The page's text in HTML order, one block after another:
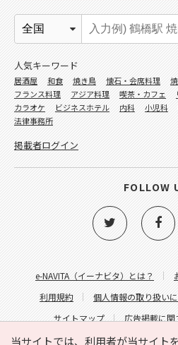
当サイトでは、利用者が当サイト
e-NAVITA（イーナビタ）とは？
利用規約
個人情報の取り扱い
サイトマップ
広告掲載に
サイトの内容に関す
人気キーワード
居酒屋 和食 焼き鳥 懐石・会席料理
フランス料理
アジア料理 喫茶・カフェ
カラオケ
ビジネスホテル 内科 小児科
法律事務所
掲載者ログイン
FOLLOW